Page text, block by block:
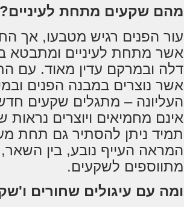
מהם שקעים מתחת לעיניים?
עור הפנים רגיש מטבעו, אך
אשר מתחת לעיניים ומתבטא
דלה ובמרקם עדין מאוד. עם
אשר נוצרים במבנה הפנים
העליונה – מתגלים שקעים
אינם מחמיאים ויוצרים
תמיד ניתן להסתיר גם תחת
המראה העייף נובע, בין
מתווספים לשקעים.
ומה עם עיגולים שחורים